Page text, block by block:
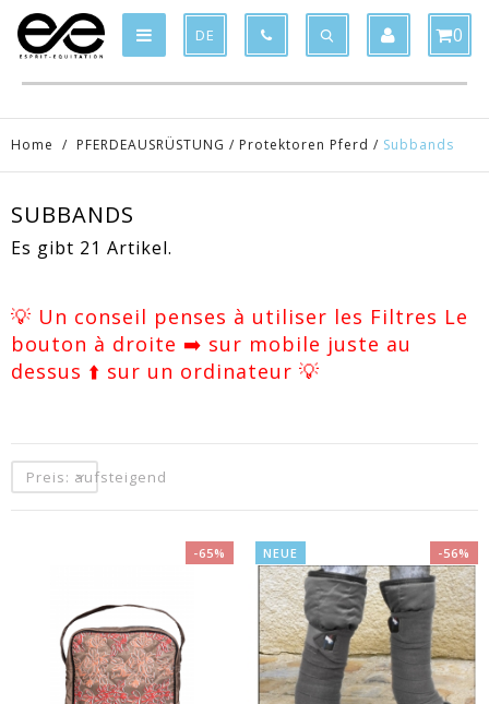
DE 0
Home / PFERDEAUSRÜSTUNG / Protektoren Pferd / Subbands
SUBBANDS
Es gibt 21 Artikel.
💡 Un conseil penses à utiliser les Filtres Le
bouton à droite ➡️ sur mobile juste au
dessus ⬆️ sur un ordinateur 💡
Preis: aufsteigend
-65% NEUE -56%
Product added to the cart x
Product deleted from the cart x